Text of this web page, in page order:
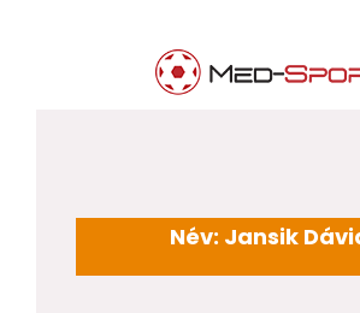
Név: Jansik